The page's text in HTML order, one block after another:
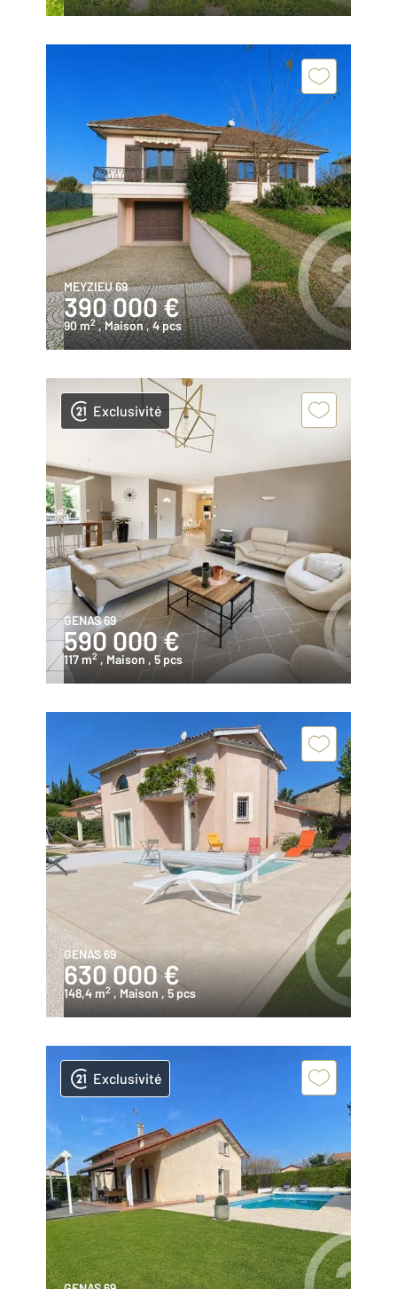
MEYZIEU 69
390 000 €
90 m2 , Maison, 4 pcs
Exclusivité
GENAS 69
590 000 €
117 m2 , Maison , 5 pcs
GENAS 69
630 000 €
148,4 m2 , Maison , 5 pcs
Exclusivité